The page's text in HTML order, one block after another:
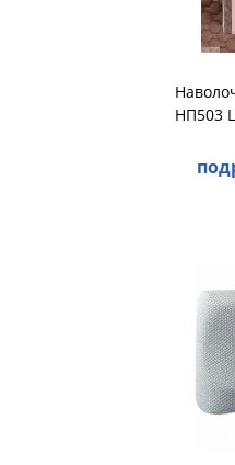
НП503